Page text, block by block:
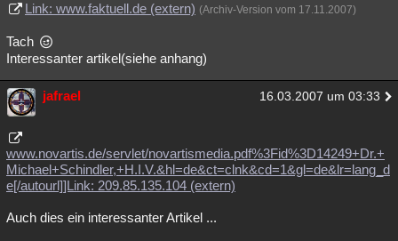
Link: www.faktuell.de (extern) (Archiv-Version vom 17.11.2007)
Tach
Interessanter artikel(siehe anhang)
jafrael 16.03.2007 um 03:33
www.novartis.de/servlet/novartismedia.pdf%3Fid%3D14249+Dr.+
Michael+Schindler,+H.I.V.&hl=de&ct=clnk&cd=1&gl=de&lr=lang_d
e[/autourl]]Link: 209.85.135.104 (extern)
Auch dies ein interessanter Artikel ...